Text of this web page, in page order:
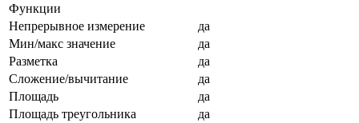
Функции
Непрерывное измерение
да
Мин/макс значение
да
Разметка
да
Сложение/вычитание
да
Площадь
да
Площадь треугольника
да